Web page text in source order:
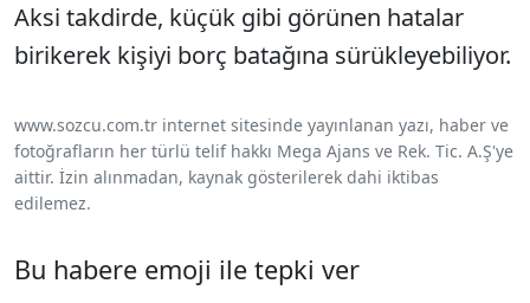
Aksi takdirde, küçük gibi görünen hatalar
birikerek kişiyi borç batağına sürükleyebiliyor.
www.sozcu.com.tr internet sitesinde yayınlanan yazı, haber ve
fotoğrafların her türlü telif hakkı Mega Ajans ve Rek. Tic. A.Ş'ye
aittir. İzin alınmadan, kaynak gösterilerek dahi iktibas
edilemez.
Bu habere emoji ile tepki ver